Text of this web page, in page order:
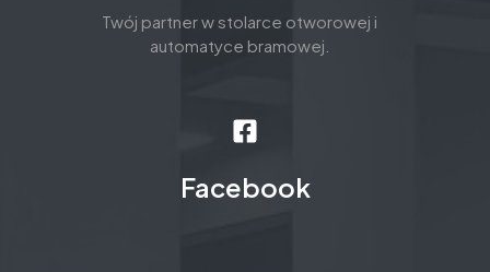
Twój partner w stolarce otworowej i
automatyce bramowej.
Facebook